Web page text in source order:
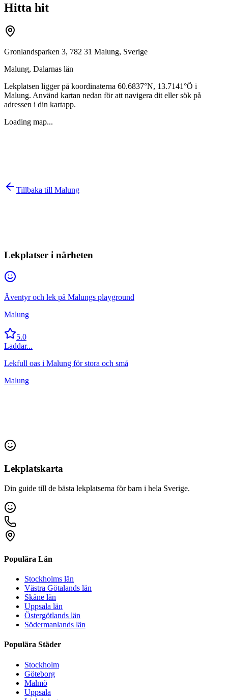
Hitta hit
Gronlandsparken 3, 782 31 Malung, Sverige
Malung, Dalarnas län
Lekplatsen ligger på koordinaterna 60.6837°N, 13.7141°Ö i
Malung. Använd kartan nedan för att navigera dit eller sök på
adressen i din kartapp.
Loading map...
Tillbaka till Malung
Lekplatser i närheten
Äventyr och lek på Malungs playground
Malung
5.0
Laddar...
Lekfull oas i Malung för stora och små
Malung
Lekplatskarta
Din guide till de bästa lekplatserna för barn i hela Sverige.
Populära Län
Stockholms län
Västra Götalands län
Skåne län
Uppsala län
Östergötlands län
Södermanlands län
Populära Städer
Stockholm
Göteborg
Malmö
Uppsala